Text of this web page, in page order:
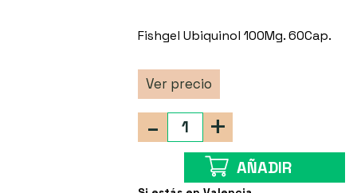
Fishgel Ubiquinol 100Mg. 60Cap.
Ver precio
+
-
AÑADIR